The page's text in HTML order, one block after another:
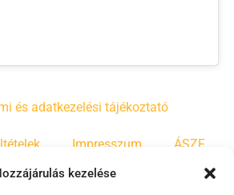
kezelése
és adatkezelési tájékoztató
Impresszum ÁSZF
Moderálási szabályzat